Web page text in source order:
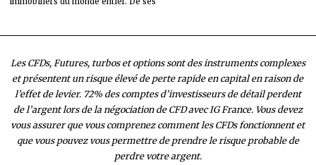
Les CFDs, Futures, turbos et options sont des instruments complexes
et présentent un risque élevé de perte rapide en capital en raison de
l’effet de levier. 72% des comptes d’investisseurs de détail perdent
de l’argent lors de la négociation de CFD avec IG France. Vous devez
vous assurer que vous comprenez comment les CFDs fonctionnent et
que vous pouvez vous permettre de prendre le risque probable de
perdre votre argent.